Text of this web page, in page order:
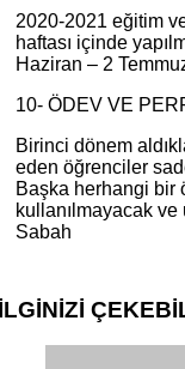
2020-2021 eğitim
haftası içinde
Haziran – 2
10- ÖDEV VE
Birinci dönem
eden öğrenciler
Başka herhangi bir
kullanılmayacak ve
Sabah